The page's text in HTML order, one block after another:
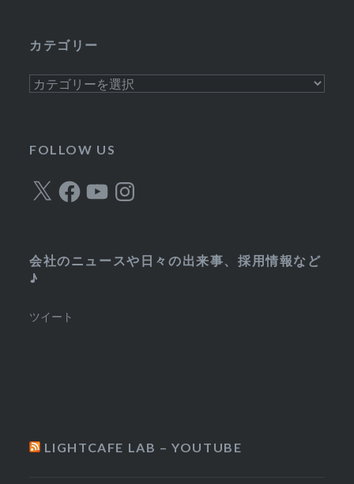
ブ
カテゴリー
カ
ー
FOLLOW US
X FacebookYouTubeInstagram
会社のニュースや日々の出来事、採用情報など
♪
ツイート
LIGHTCAFE LAB – YOUTUBE